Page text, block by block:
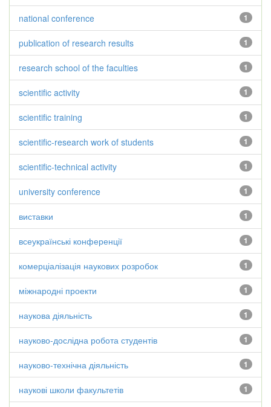
1
national conference
1
publication of research results
1
research school of the faculties
1
scientific activity
1
scientific training
1
scientific-research work of students
1
scientific-technical activity
1
university conference
1
виставки
1
всеукраїнські конференції
1
комерціалізація наукових розробок
1
міжнародні проекти
1
наукова діяльність
1
науково-дослідна робота студентів
1
науково-технічна діяльність
1
наукові школи факультетів